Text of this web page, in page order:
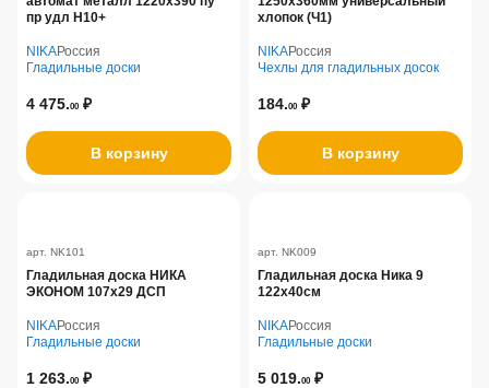
пр удл Н10+
NIKAРоссия
Гладильные доски
4 475.00 ₽
В корзину
хлопок (Ч1)
NIKAРоссия
Чехлы для гладильных досок
184.00 ₽
В корзину
арт. NK101
Гладильная доска НИКА
ЭКОНОМ 107х29 ДСП
NIKAРоссия
Гладильные доски
1 263.00 ₽
арт. NK009
Гладильная доска Ника 9
122х40см
NIKAРоссия
Гладильные доски
5 019.00 ₽